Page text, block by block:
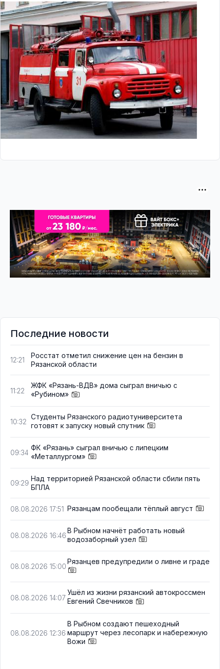
Последние новости
12:21
Росстат отметил снижение цен на бензин в
Рязанской области
11:22
ЖФК «Рязань-ВДВ» дома сыграл вничью с
«Рубином»
10:32
Студенты Рязанского радиотуниверситета
готовят к запуску новый спутник
09:34
ФК «Рязань» сыграл вничью с липецким
«Металлургом»
09:29
Над территорией Рязанской области сбили пять
БПЛА
08.08.2026 17:51 Рязанцам пообещали тёплый август
08.08.2026 16:46
В Рыбном начнёт работать новый
водозаборный узел
08.08.2026 15:00
Рязанцев предупредили о ливне и граде
08.08.2026 14:07
Ушёл из жизни рязанский автокроссмен
Евгений Свечников
08.08.2026 12:36
В Рыбном создают пешеходный
маршрут через лесопарк и набережную
Вожи